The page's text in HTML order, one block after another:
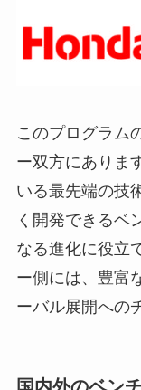
このプログラム
ー双方にありま
いる最先端の技
く開発できるベ
なる進化に役立
ー側には、豊富
ーバル展開への